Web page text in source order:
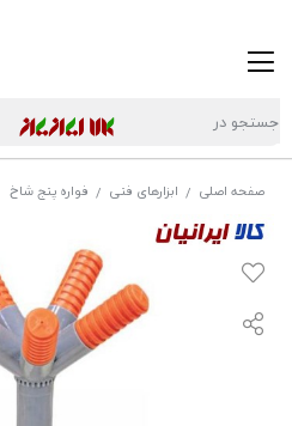
صفحه اصلی / ابزارهای فنی / فواره پنج شاخ